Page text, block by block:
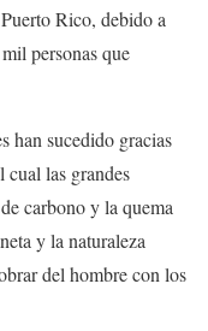
Rico, debido a
personas que
han sucedido gracias
cual las grandes
carbono y la quema
y la naturaleza
del hombre con los